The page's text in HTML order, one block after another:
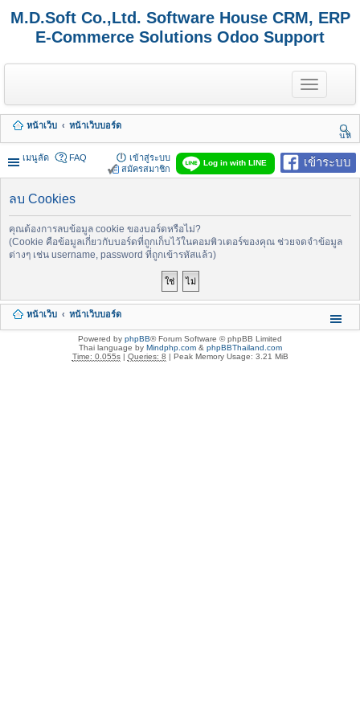
M.D.Soft Co.,Ltd. Software House CRM, ERP
E-Commerce Solutions Odoo Support
T
o
g
e
n
a
v
a
i
หน้าเว็บ
หน้าเว็บบอร์ด
นห
า
เมนูลัด
เข้าระบบ
Log in with LINE
FAQ
เข้าสู่ระบบ
สมัครสมาชิก
ลบ Cookies
คุณต้องการลบข้อมูล cookie ของบอร์ดหรือไม่?
(Cookie คือข้อมูลเกี่ยวกับบอร์ดที่ถูกเก็บไว้ในคอมพิวเตอร์ของคุณ ช่วยจดจำข้อมูล
ต่างๆ เช่น username, password ที่ถูกเข้ารหัสแล้ว)
หน้าเว็บ หน้าเว็บบอร์ด
Powered by phpBB® Forum Software © phpBB Limited
Thai language by Mindphp.com& phpBBThailand.com
Time: 0.055s| Queries: 8 | Peak Memory Usage: 3.21 MiB